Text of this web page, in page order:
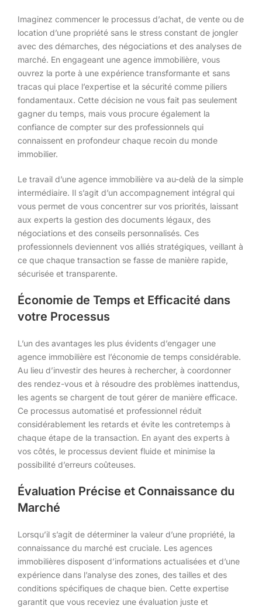
Imaginez commencer le processus d’achat, de vente ou de
location d’une propriété sans le stress constant de jongler
avec des démarches, des négociations et des analyses de
marché. En engageant une agence immobilière, vous
ouvrez la porte à une expérience transformante et sans
tracas qui place l’expertise et la sécurité comme piliers
fondamentaux. Cette décision ne vous fait pas seulement
gagner du temps, mais vous procure également la
confiance de compter sur des professionnels qui
connaissent en profondeur chaque recoin du monde
immobilier.
Le travail d’une agence immobilière va au-delà de la simple
intermédiaire. Il s’agit d’un accompagnement intégral qui
vous permet de vous concentrer sur vos priorités, laissant
aux experts la gestion des documents légaux, des
négociations et des conseils personnalisés. Ces
professionnels deviennent vos alliés stratégiques, veillant à
ce que chaque transaction se fasse de manière rapide,
sécurisée et transparente.
Économie de Temps et Efficacité dans
votre Processus
L’un des avantages les plus évidents d’engager une
agence immobilière est l’économie de temps considérable.
Au lieu d’investir des heures à rechercher, à coordonner
des rendez-vous et à résoudre des problèmes inattendus,
les agents se chargent de tout gérer de manière efficace.
Ce processus automatisé et professionnel réduit
considérablement les retards et évite les contretemps à
chaque étape de la transaction. En ayant des experts à
vos côtés, le processus devient fluide et minimise la
possibilité d’erreurs coûteuses.
Évaluation Précise et Connaissance du
Marché
Lorsqu’il s’agit de déterminer la valeur d’une propriété, la
connaissance du marché est cruciale. Les agences
immobilières disposent d’informations actualisées et d’une
expérience dans l’analyse des zones, des tailles et des
conditions spécifiques de chaque bien. Cette expertise
garantit que vous receviez une évaluation juste et